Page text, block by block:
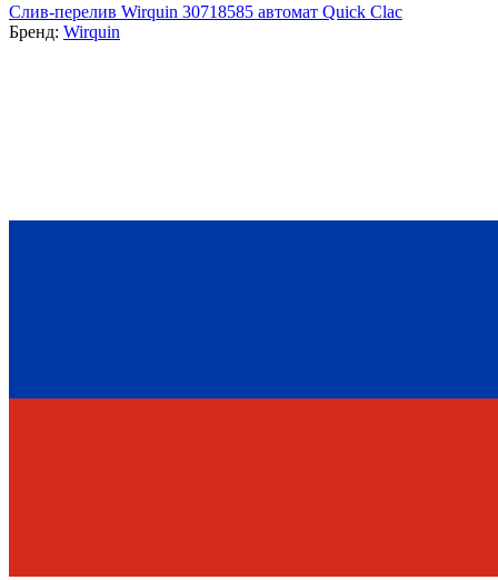
Cлив-перелив Wirquin 30718585 автомат Quick Clac
Бренд: Wirquin